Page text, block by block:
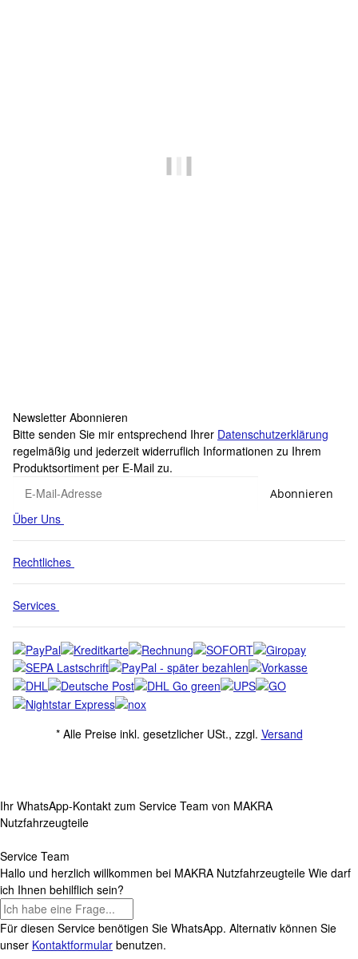
Newsletter Abonnieren
Bitte senden Sie mir entsprechend Ihrer Datenschutzerklärung
regelmäßig und jederzeit widerruflich Informationen zu Ihrem
Produktsortiment per E-Mail zu.
Abonnieren
Über Uns
Rechtliches
Services
* Alle Preise inkl. gesetzlicher USt., zzgl. Versand
Ihr WhatsApp-Kontakt zum Service Team von MAKRA
Nutzfahrzeugteile
Service Team
Hallo und herzlich willkommen bei MAKRA Nutzfahrzeugteile Wie darf
ich Ihnen behilflich sein?
Für diesen Service benötigen Sie WhatsApp. Alternativ können Sie
unser Kontaktformular benutzen.